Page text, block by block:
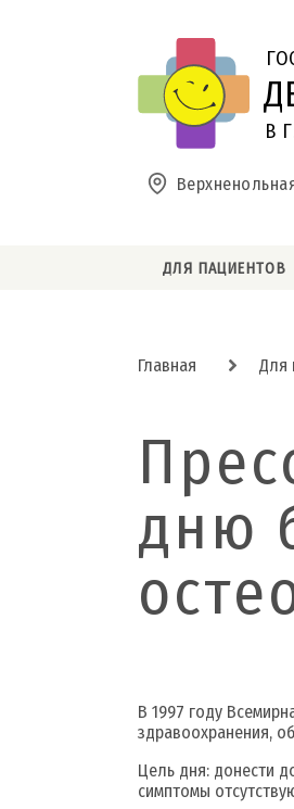
В
ДЛЯ ПАЦИЕНТОВ
Главная Для
дню
В 1997 году
здравоохранения,
Цель дня: донести
симптомы